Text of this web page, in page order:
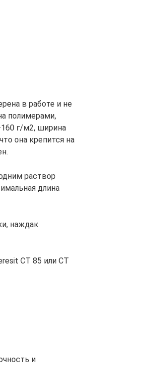
в работе и не
полимерами,
г/м2, ширина
она крепится на
раствор
длина
наждак
CT 85 или CT
и